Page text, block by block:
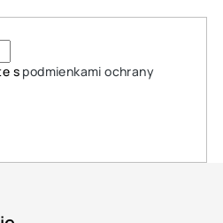
s podmienkami ochrany